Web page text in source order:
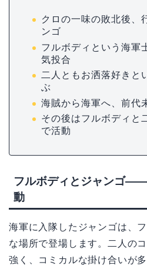
クロの一味の敗北後、
ンゴ
フルボディという海軍
気投合
二人ともお洒落好きと
ぶ
海賊から海軍へ、前代
その後はフルボディと
で活動
フルボディとジャンゴ
動
海軍に入隊したジャンゴは、
な場所で登場します。二人の
強く、コミカルな掛け合いが